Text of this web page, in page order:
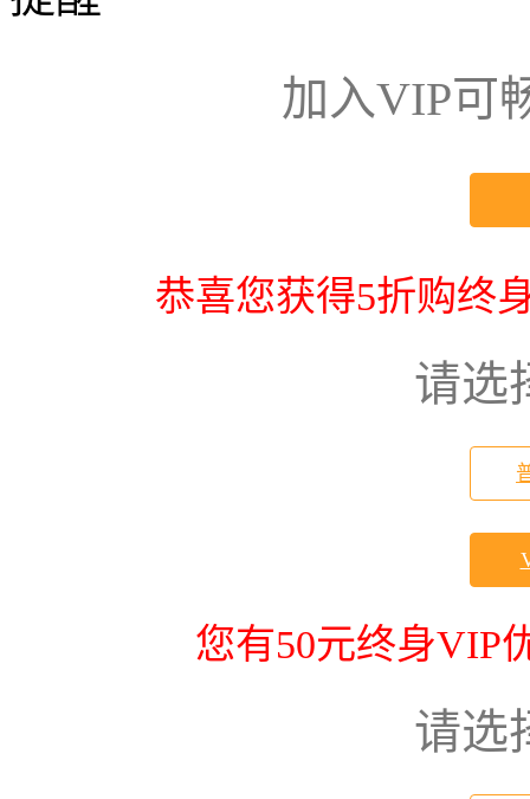
加入VIP可
恭喜您获得5折购终
请选
您有50元终身VIP
请选